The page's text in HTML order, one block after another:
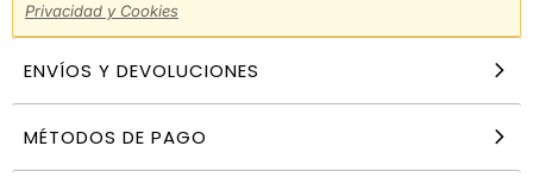
Privacidad y Cookies
ENVÍOS Y DEVOLUCIONES
MÉTODOS DE PAGO